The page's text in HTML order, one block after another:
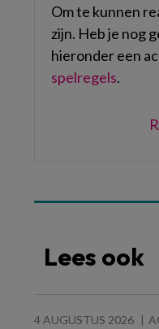
Om te kunnen
zijn. Heb je nog
hieronder een
spelregels.
Lees ook
4 AUGUSTUS 2026